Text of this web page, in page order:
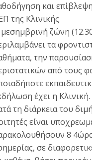
και επίβλεψη
της Κλινικής
ζώνη (12.30-
τα
την παρουσίαση
από τους
εκπαιδευτική
έχει η Κλινική.
τη διάρκεια του
είναι
8 4ώρα
σε διαφορετικές